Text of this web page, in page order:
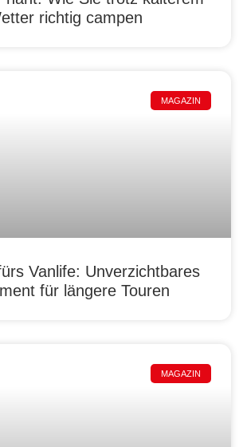
richtig campen
MAGAZIN
Vanlife: Unverzichtbares
für längere Touren
MAGAZIN